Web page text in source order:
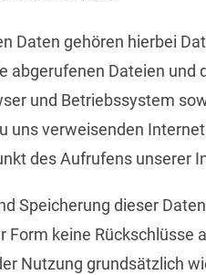
Daten gehören hierbei
abgerufenen Dateien und
und Betriebssystem
uns verweisenden
des Aufrufens unserer
Speicherung dieser
Form keine Rückschlüsse
Nutzung grundsätzlich